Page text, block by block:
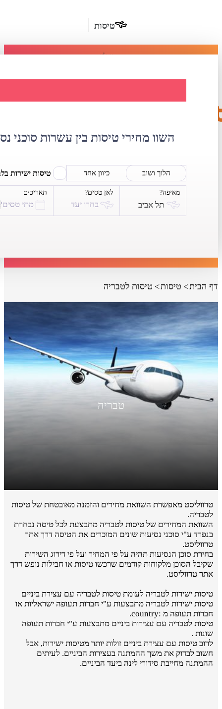
טיסות
מומלץ
בחו"ל
השכרת
רכב
השוו מחירי טיסות בין עשרות סוכני
הלוך ושוב כיוון אחד טיסות ישירות
מאיפה?
תל אביב
לאן טסים?
בחרו יעד
תאריכים
מתי
דף הבית טיסות טיסות לטבריה
טבריה
טרווליסט מאפשרת השוואת מחירים והזמנה מאובטחת של טיסות
לטבריה.
השוואת המחירים של טיסות לטבריה מתבצעת לכל טיסה נבחרת
בנפרד ע"י סוכני נסיעות שונים המוכרים את הטיסה דרך אתר
טרווליסט.
בחירת סוכן הנסיעות תהיה על פי המחיר ועל פי דירוג השירות
שקיבל הסוכן מלקוחות קודמים שרכשו טיסות או חבילות נופש דרך
אתר טרווליסט.
טיסות ישירות לטבריה לעומת טיסות לטבריה עם עצירת ביניים
טיסות ישירות לטבריה מתבצעות ע"י חברות תעופה ישראליות או
חברות תעופה מ :country.
טיסות לטבריה עם עצירות ביניים מתבצעות ע"י חברות תעופה
שונות .
לרוב טיסות עם עצירת ביניים זולות יותר מטיסות ישירות, אבל
חשוב לבדוק את משך ההמתנה בעצירות הביניים. לעיתים
ההמתנה מחייבת סידורי לינה ביעד הביניים.